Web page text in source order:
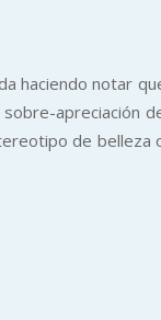
notar
apreciación
de